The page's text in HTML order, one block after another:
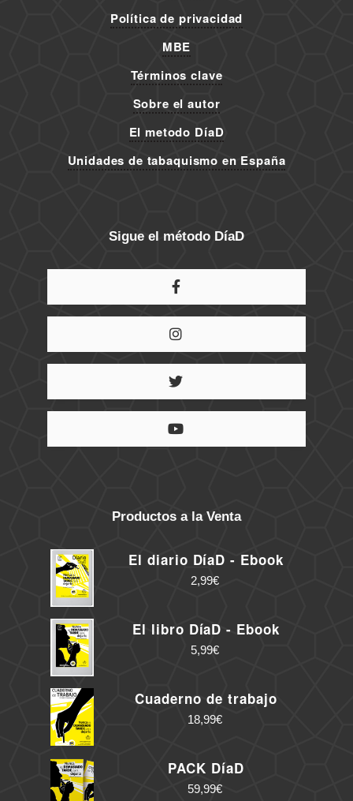
Política de privacidad
MBE
Términos clave
Sobre el autor
El metodo DíaD
Unidades de tabaquismo en España
Sigue el método DíaD
Productos a la Venta
El diario DíaD - Ebook
2,99€
El libro DíaD - Ebook
5,99€
Cuaderno de trabajo
18,99€
PACK DíaD
59,99€